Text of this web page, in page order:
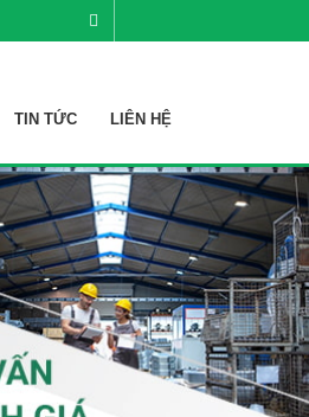
TIN TỨC LIÊN HỆ